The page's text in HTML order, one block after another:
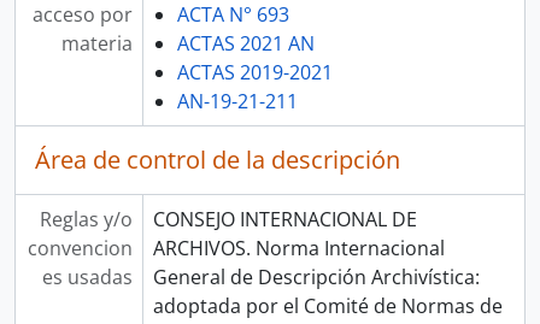
acceso por
materia
ACTA N° 693
ACTAS 2021 AN
ACTAS 2019-2021
AN-19-21-211
Área de control de la descripción
Reglas y/o
convencion
es usadas
CONSEJO INTERNACIONAL DE
ARCHIVOS. Norma Internacional
General de Descripción Archivística:
adoptada por el Comité de Normas de